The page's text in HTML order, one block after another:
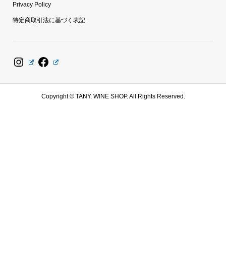
Privacy Policy
特定商取引法に基づく表記
Copyright ©TANY. WINE SHOP. All Rights Reserved.